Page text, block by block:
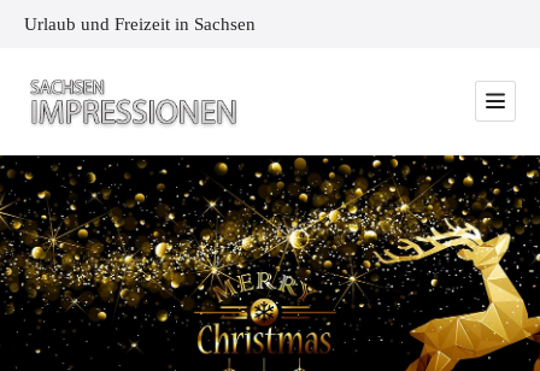
Urlaub und Freizeit in Sachsen